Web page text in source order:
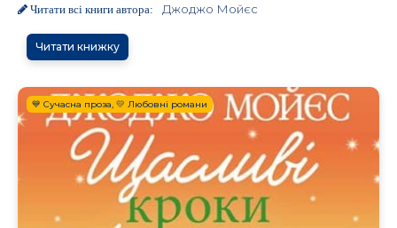
Читати всі книги автора: Джоджо Мойєс
Читати книжку
💙 Сучасна проза, 💛 Любовні романи